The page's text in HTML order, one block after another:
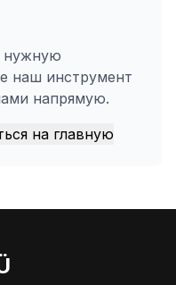
нужную
наш инструмент
напрямую.
на главную